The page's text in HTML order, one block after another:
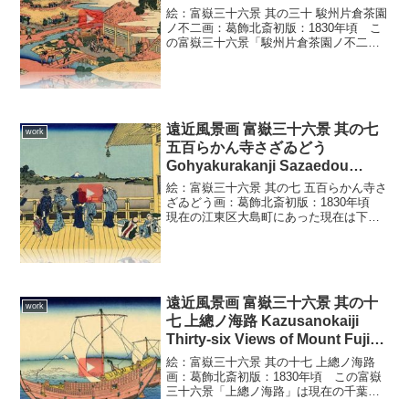
Views of Mount Fuji 3D
絵：富嶽三十六景 其の三十 駿州片倉茶園
ノ不二画：葛飾北斎初版：1830年頃 こ
の富嶽三十六景「駿州片倉茶園ノ不二」
work
遠近風景画 富嶽三十六景 其の七
五百らかん寺さざゐどう
Gohyakurakanji Sazaedou
Thirty-six Views of Mount Fuji
3D
絵：富嶽三十六景 其の七 五百らかん寺さ
ざゐどう画：葛飾北斎初版：1830年頃
現在の江東区大島町にあった現在は下目
work
遠近風景画 富嶽三十六景 其の十
七 上總ノ海路 Kazusanokaiji
Thirty-six Views of Mount Fuji
3D
絵：富嶽三十六景 其の十七 上總ノ海路
画：葛飾北斎初版：1830年頃 この富嶽
三十六景「上總ノ海路」は現在の千葉県